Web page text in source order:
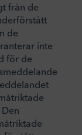
från de
de
inte
för de